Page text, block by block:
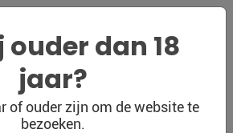
ouder dan 18
jaar?
of ouder zijn om de website te
bezoeken.